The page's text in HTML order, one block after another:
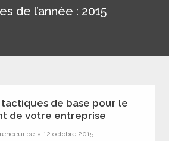
de l’année : 2015
de base pour le
de votre entreprise
12 octobre 2015